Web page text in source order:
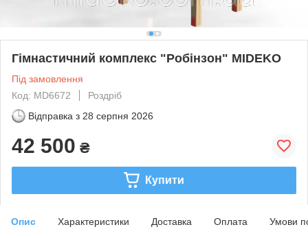
Гімнастичний комплекс "Робінзон" MIDEKO
Під замовлення
Код: MD6672
Роздріб
Відправка з 28 серпня 2026
42 500 ₴
Купити
Опис Характеристики Доставка Оплата Умови